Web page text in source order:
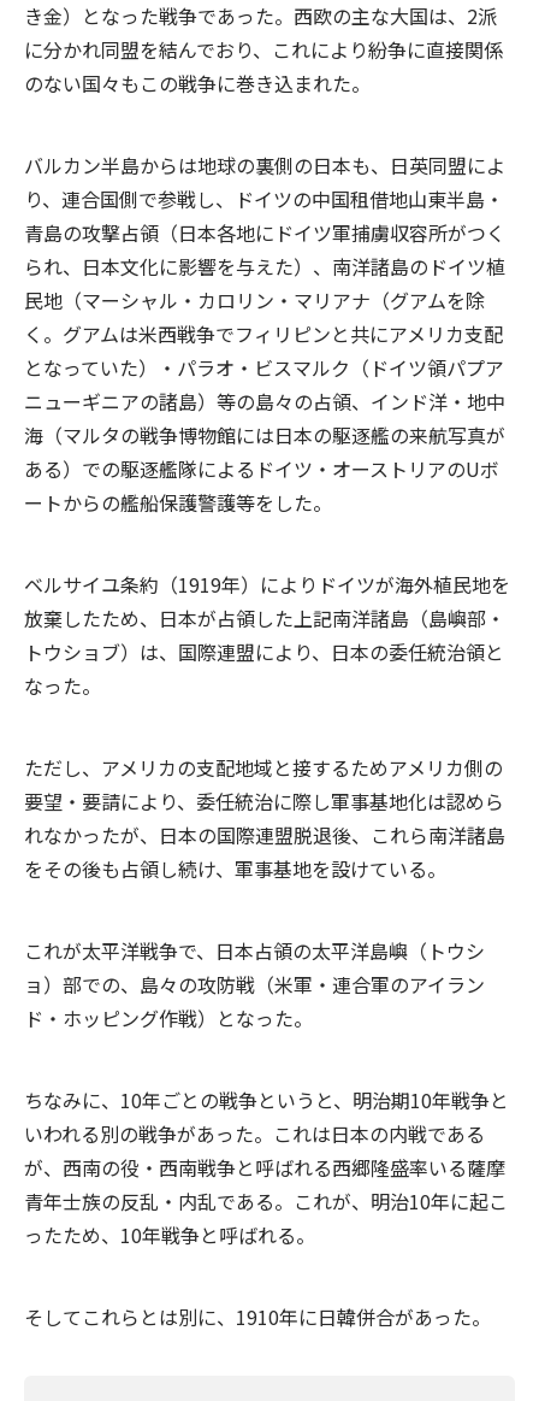
き金）となった戦争であった。西欧の主な大国は、2派
に分かれ同盟を結んでおり、これにより紛争に直接関係
のない国々もこの戦争に巻き込まれた。
バルカン半島からは地球の裏側の日本も、日英同盟によ
り、連合国側で参戦し、ドイツの中国租借地山東半島・
青島の攻撃占領（日本各地にドイツ軍捕虜収容所がつく
られ、日本文化に影響を与えた）、南洋諸島のドイツ植
民地（マーシャル・カロリン・マリアナ（グアムを除
く。グアムは米西戦争でフィリピンと共にアメリカ支配
となっていた）・パラオ・ビスマルク（ドイツ領パプア
ニューギニアの諸島）等の島々の占領、インド洋・地中
海（マルタの戦争博物館には日本の駆逐艦の来航写真が
ある）での駆逐艦隊によるドイツ・オーストリアのUボ
ートからの艦船保護警護等をした。
ベルサイユ条約（1919年）によりドイツが海外植民地を
放棄したため、日本が占領した上記南洋諸島（島嶼部・
トウショブ）は、国際連盟により、日本の委任統治領と
なった。
ただし、アメリカの支配地域と接するためアメリカ側の
要望・要請により、委任統治に際し軍事基地化は認めら
れなかったが、日本の国際連盟脱退後、これら南洋諸島
をその後も占領し続け、軍事基地を設けている。
これが太平洋戦争で、日本占領の太平洋島嶼（トウシ
ョ）部での、島々の攻防戦（米軍・連合軍のアイラン
ド・ホッピング作戦）となった。
ちなみに、10年ごとの戦争というと、明治期10年戦争と
いわれる別の戦争があった。これは日本の内戦である
が、西南の役・西南戦争と呼ばれる西郷隆盛率いる薩摩
青年士族の反乱・内乱である。これが、明治10年に起こ
ったため、10年戦争と呼ばれる。
そしてこれらとは別に、1910年に日韓併合があった。